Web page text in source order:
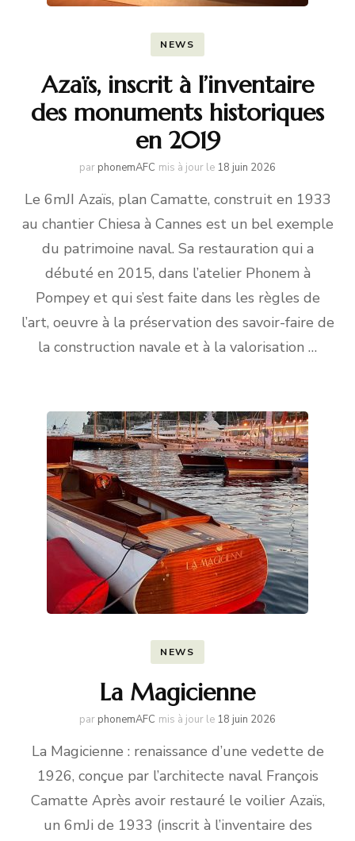
NEWS
Azaïs, inscrit à l’inventaire
des monuments historiques
en 2019
par phonemAFC mis à jour le 18 juin 2026
Le 6mJI Azaïs, plan Camatte, construit en 1933
au chantier Chiesa à Cannes est un bel exemple
du patrimoine naval. Sa restauration qui a
débuté en 2015, dans l’atelier Phonem à
Pompey et qui s’est faite dans les règles de
l’art, oeuvre à la préservation des savoir-faire de
la construction navale et à la valorisation …
NEWS
La Magicienne
par phonemAFC mis à jour le 18 juin 2026
La Magicienne : renaissance d’une vedette de
1926, conçue par l’architecte naval François
Camatte Après avoir restauré le voilier Azaïs,
un 6mJi de 1933 (inscrit à l’inventaire des